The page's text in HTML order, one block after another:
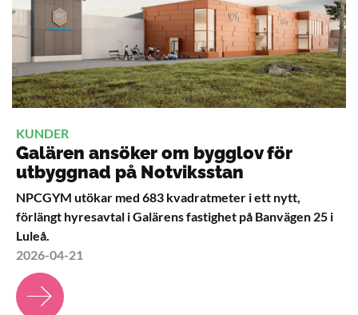
KUNDER
Galären ansöker om bygglov för
utbyggnad på Notviksstan
NPCGYM utökar med 683 kvadratmeter i ett nytt,
förlängt hyresavtal i Galärens fastighet på Banvägen 25 i
Luleå.
2026-04-21